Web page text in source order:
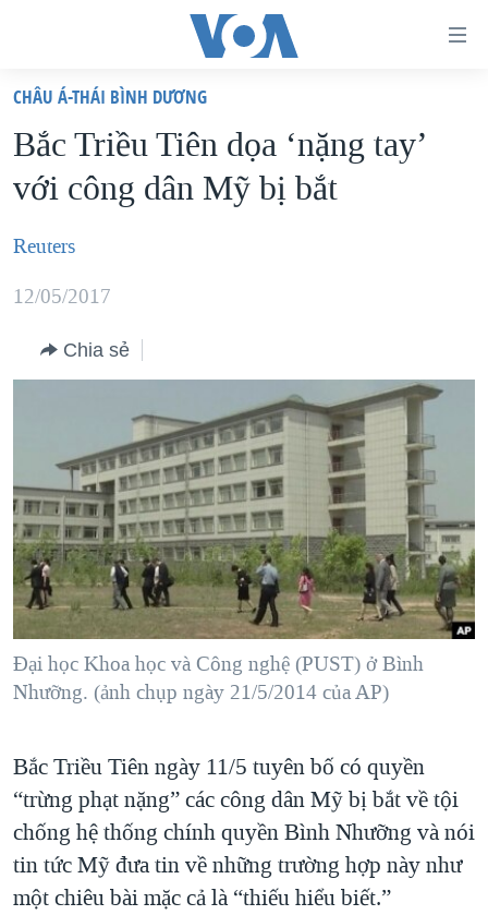
truy
cập
Tới
dung
chính
hướng
tới
"Tìm"
VIỆT NAM
HOA KỲ
BIỂN ĐÔNG
DIỄN ĐÀN
TỰ DO BÁO CHÍ
VẠCH TRẦN TIN GIẢ
NGƯỜI VIỆT HẢI NGOẠI
ĐỜI SỐNG
KINH TẾ
KHOA HỌC
SỨC KHOẺ
VĂN HOÁ
CHIẾN TRANH THƯƠNG MẠI CỦA MỸ: QUÁ KHỨ VÀ HIỆN
TẠI
HÀNH TRÌNH BẦU CỬ 2024
MỘT NĂM CHIẾN TRANH TẠI DẢI GAZA
GIẢI MÃ VÀNH ĐAI & CON ĐƯỜNG
TRỊNH VĨNH BÌNH - NGƯỜI HẠ 'BÊN THẮNG CUỘC'
CHI PHÍ CHIẾN TRANH AFGHANISTAN
CÁC GIÁ TRỊ CỘNG HÒA Ở VIỆT NAM
THƯỢNG ĐỈNH TRUMP-KIM TẠI VIỆT NAM
TRỊNH VĨNH BÌNH VS. CHÍNH PHỦ VIỆT NAM
HỌC TIẾNG ANH
VIDEO
NGHE
MẠNG XÃ HỘI
Ngôn ngữ khác
CHÂU Á-THÁI BÌNH DƯƠNG
Bắc Triều Tiên dọa ‘nặng tay’
với công dân Mỹ bị bắt
Reuters
12/05/2017
Chia sẻ
Đại học Khoa học và Công nghệ (PUST) ở Bình
Nhưỡng. (ảnh chụp ngày 21/5/2014 của AP)
Bắc Triều Tiên ngày 11/5 tuyên bố có quyền
“trừng phạt nặng” các công dân Mỹ bị bắt về tội
chống hệ thống chính quyền Bình Nhưỡng và nói
tin tức Mỹ đưa tin về những trường hợp này như
một chiêu bài mặc cả là “thiếu hiểu biết.”